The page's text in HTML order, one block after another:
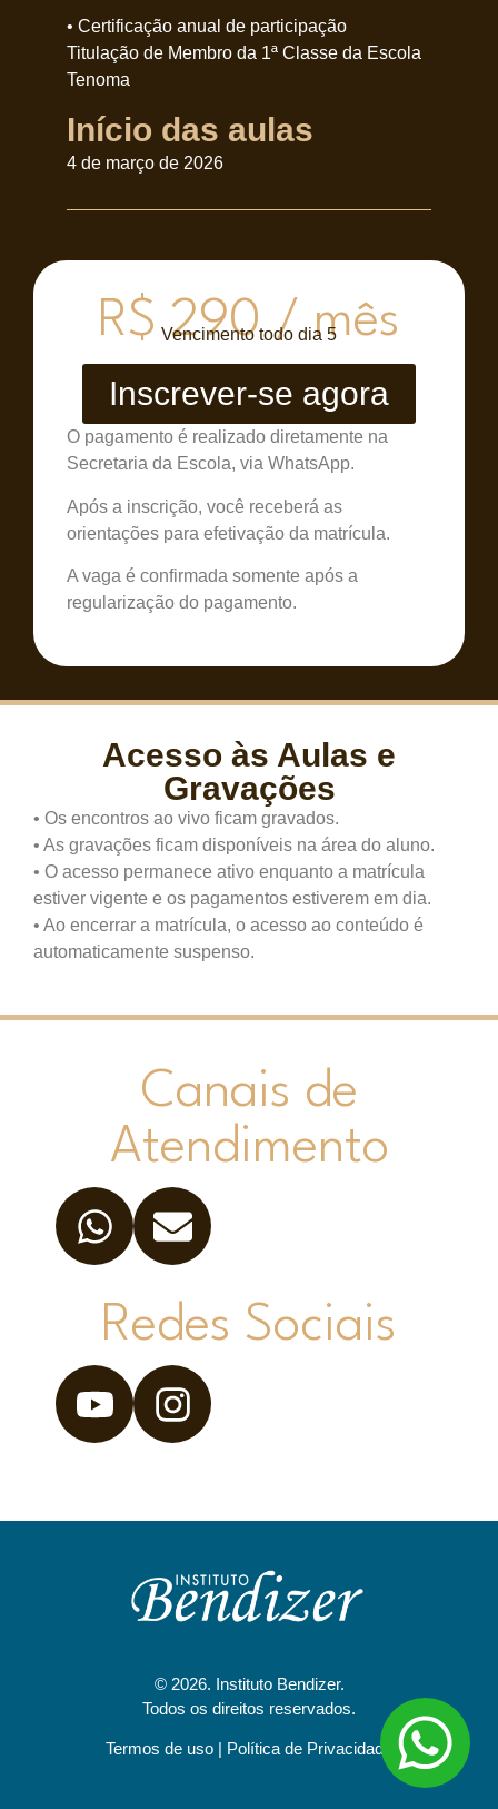
• Certificação anual de participação
Titulação de Membro da 1ª Classe da Escola
Tenoma
Início das aulas
4 de março de 2026
R$ 290 / mês
Vencimento todo dia 5
Inscrever-se agora
O pagamento é realizado diretamente na
Secretaria da Escola, via WhatsApp.
Após a inscrição, você receberá as
orientações para efetivação da matrícula.
A vaga é confirmada somente após a
regularização do pagamento.
Acesso às Aulas e
Gravações
• Os encontros ao vivo ficam gravados.
• As gravações ficam disponíveis na área do aluno.
• O acesso permanece ativo enquanto a matrícula
estiver vigente e os pagamentos estiverem em dia.
• Ao encerrar a matrícula, o acesso ao conteúdo é
automaticamente suspenso.
Canais de
Atendimento
Redes Sociais
© 2026. Instituto Bendizer.
Todos os direitos reservados.
Termos de uso | Política de Privacidade